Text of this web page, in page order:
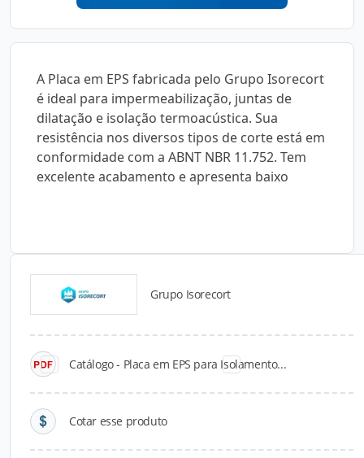
A Placa em EPS fabricada pelo Grupo Isorecort
é ideal para impermeabilização, juntas de
dilatação e isolação termoacústica. Sua
resistência nos diversos tipos de corte está em
conformidade com a ABNT NBR 11.752. Tem
excelente acabamento e apresenta baixo
Grupo Isorecort
Catálogo - Placa em EPS para Isolamento...
Cotar esse produto
Catálogos para Download